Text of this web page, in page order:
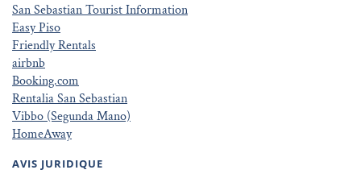
San Sebastian Tourist Information
Easy Piso
Friendly Rentals
airbnb
Booking.com
Rentalia San Sebastian
Vibbo (Segunda Mano)
HomeAway
AVIS JURIDIQUE